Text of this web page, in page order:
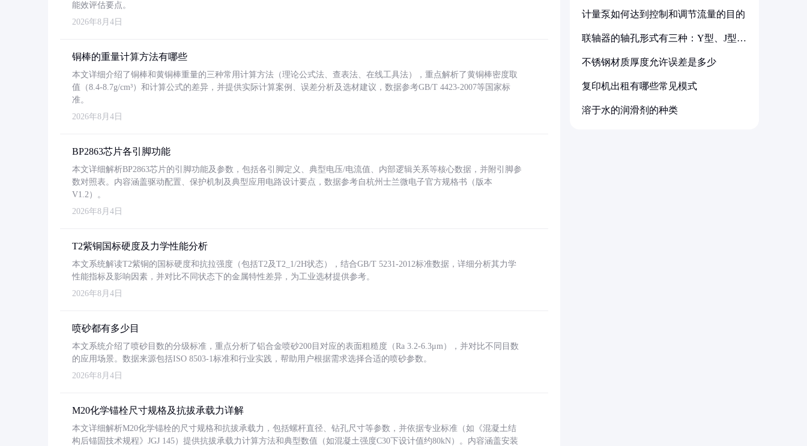
能效评估要点。
2026年8月4日
铜棒的重量计算方法有哪些
本文详细介绍了铜棒和黄铜棒重量的三种常用计算方法（理论公式法、查表法、在线工具法），重点解析了黄铜棒密度取
值（8.4-8.7g/cm³）和计算公式的差异，并提供实际计算案例、误差分析及选材建议，数据参考GB/T 4423-2007等国家标
准。
2026年8月4日
BP2863芯片各引脚功能
本文详细解析BP2863芯片的引脚功能及参数，包括各引脚定义、典型电压/电流值、内部逻辑关系等核心数据，并附引脚参
数对照表。内容涵盖驱动配置、保护机制及典型应用电路设计要点，数据参考自杭州士兰微电子官方规格书（版本
V1.2）。
2026年8月4日
T2紫铜国标硬度及力学性能分析
本文系统解读T2紫铜的国标硬度和抗拉强度（包括T2及T2_1/2H状态），结合GB/T 5231-2012标准数据，详细分析其力学
性能指标及影响因素，并对比不同状态下的金属特性差异，为工业选材提供参考。
2026年8月4日
喷砂都有多少目
本文系统介绍了喷砂目数的分级标准，重点分析了铝合金喷砂200目对应的表面粗糙度（Ra 3.2-6.3μm），并对比不同目数
的应用场景。数据来源包括ISO 8503-1标准和行业实践，帮助用户根据需求选择合适的喷砂参数。
2026年8月4日
M20化学锚栓尺寸规格及抗拔承载力详解
本文详细解析M20化学锚栓的尺寸规格和抗拔承载力，包括螺杆直径、钻孔尺寸等参数，并依据专业标准（如《混凝土结
构后锚固技术规程》JGJ 145）提供抗拔承载力计算方法和典型数值（如混凝土强度C30下设计值约80kN）。内容涵盖安装
计量泵如何达到控制和调节流量的目的
联轴器的轴孔形式有三种：Y型、J型、
不锈钢材质厚度允许误差是多少
复印机出租有哪些常见模式
溶于水的润滑剂的种类